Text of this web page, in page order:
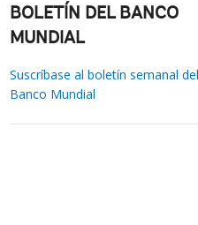
BOLETÍN DEL BANCO
MUNDIAL
Suscríbase al boletín semanal del
Banco Mundial